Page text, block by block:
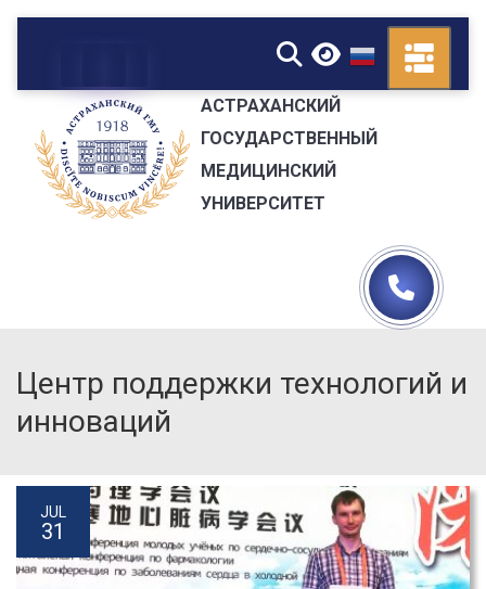
▼
АСТРАХАНСКИЙ
ГОСУДАРСТВЕННЫЙ
МЕДИЦИНСКИЙ
УНИВЕРСИТЕТ
Центр поддержки технологий и
инноваций
JUL
31